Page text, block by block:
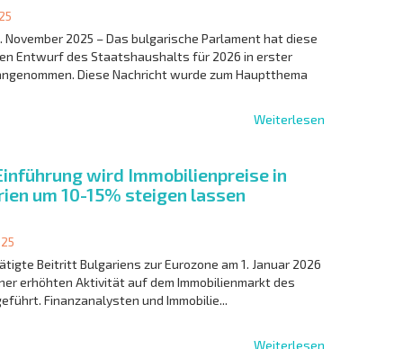
November 2025 – Das bulgarische Parlament hat diese
Entwurf des Staatshaushalts für 2026 in erster
Diese Nachricht wurde zum Hauptthema
Weiterlesen
wird Immobilienpreise in
um 10-15% steigen lassen
Beitritt Bulgariens zur Eurozone am 1. Januar 2026
erhöhten Aktivität auf dem Immobilienmarkt des
Finanzanalysten und Immobilie...
Weiterlesen